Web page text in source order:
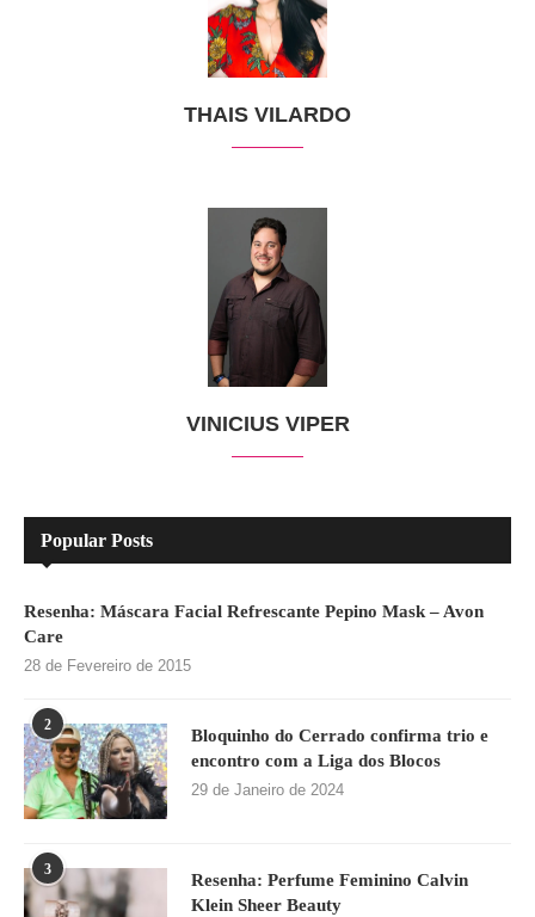
THAIS VILARDO
VINICIUS VIPER
Popular Posts
Resenha: Máscara Facial Refrescante Pepino Mask – Avon
Care
28 de Fevereiro de 2015
2
Bloquinho do Cerrado confirma trio e
encontro com a Liga dos Blocos
29 de Janeiro de 2024
3
Resenha: Perfume Feminino Calvin
Klein Sheer Beauty